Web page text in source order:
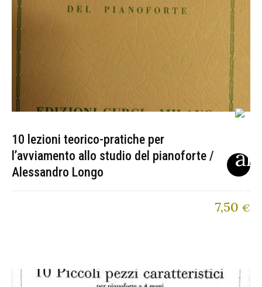
10 lezioni teorico-pratiche per
l’avviamento allo studio del pianoforte /
Alessandro Longo
7,50 €